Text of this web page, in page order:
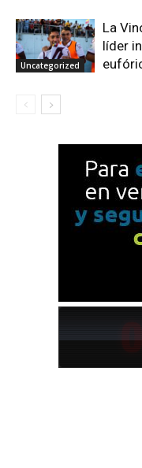
Uncategorized
La
líder